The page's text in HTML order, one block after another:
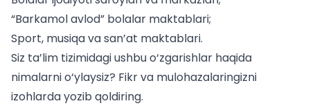
“Barkamol avlod” bolalar maktablari;
Sport, musiqa va san’at maktablari.
Siz ta’lim tizimidagi ushbu o‘zgarishlar haqida
nimalarni o‘ylaysiz? Fikr va mulohazalaringizni
izohlarda yozib qoldiring.